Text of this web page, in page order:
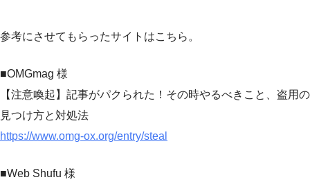
参考にさせてもらったサイトはこちら。
■OMGmag 様
【注意喚起】記事がパクられた！その時やるべきこと、盗用の
見つけ方と対処法
https://www.omg-ox.org/entry/steal
■Web Shufu 様